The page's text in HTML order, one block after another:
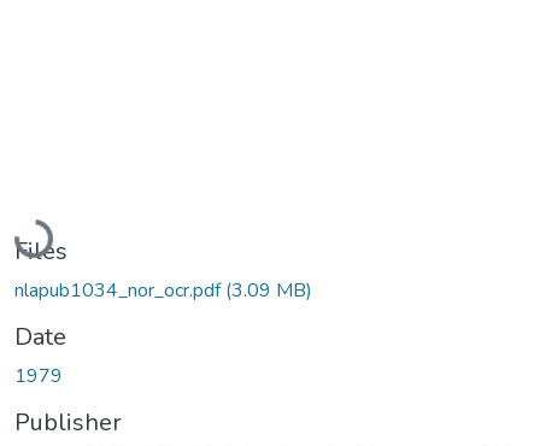
Loading...
Files
nlapub1034_nor_ocr.pdf(3.09 MB)
Date
1979
Publisher